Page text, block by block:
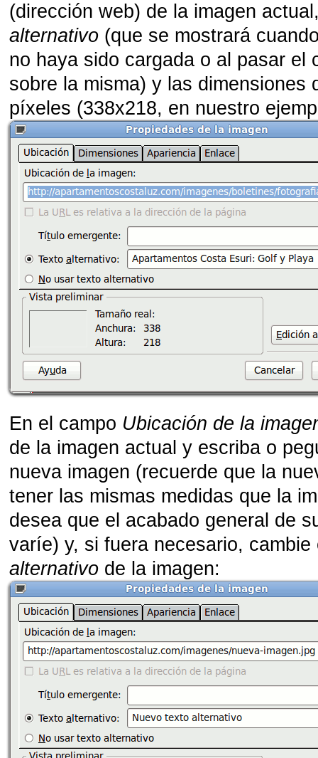
(dirección web) de la imagen
alternativo (que se mostrará
no haya sido cargada o al pasar el
sobre la misma) y las dimensiones
píxeles (338x218, en nuestro
En el campo Ubicación de la
de la imagen actual y escriba o
nueva imagen (recuerde que la
tener las mismas medidas que la
desea que el acabado general de
varíe) y, si fuera necesario,
alternativo de la imagen: